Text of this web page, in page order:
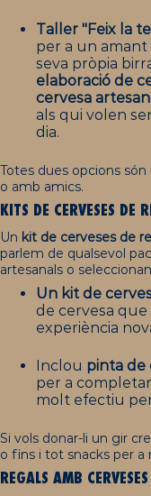
Taller "Feix la
per a un
seva pròpia
elaboració de
cervesa
als qui volen
dia.
Totes dues opcions
o amb amics.
KITS DE CERVESES DE
Un kit de cerveses de
parlem de qualsevol
artesanals o
Un kit de
de cervesa
experiència
Inclou pinta de
per a
molt efectiu
Si vols donar-li un gir
o fins i tot snacks per a
REGALS AMB